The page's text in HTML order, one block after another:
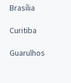
Brasília
Curitiba
Guarulhos